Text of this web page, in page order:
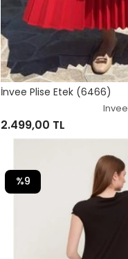
İnvee Plise Etek (6466)
Invee
2.499,00 TL
%9